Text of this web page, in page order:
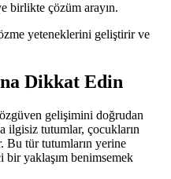
birlikte çözüm arayın.
yeteneklerini geliştirir ve
Dikkat Edin
gelişimini doğrudan
ilgisiz tutumlar, çocukların
Bu tür tutumların yerine
bir yaklaşım benimsemek